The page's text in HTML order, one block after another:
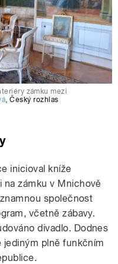
zámku mezi
,Český rozhlas
inicioval kníže
zámku v Mnichově
společnost
včetně zábavy.
divadlo. Dodnes
jediným plně funkčním